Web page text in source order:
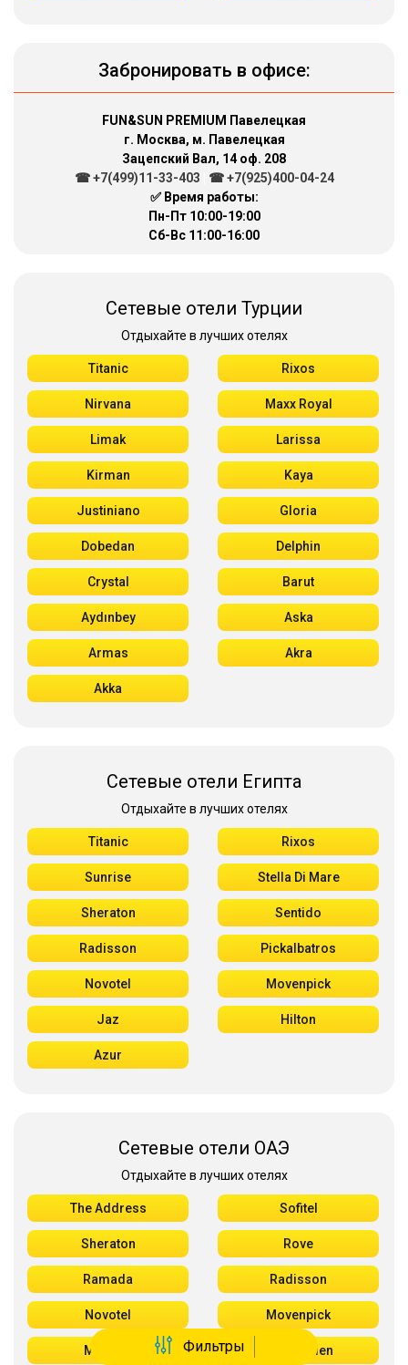
Фильтры
Забронировать в офисе:
FUN&SUN PREMIUM Павелецкая
г. Москва, м. Павелецкая
Зацепский Вал, 14 оф. 208
☎ +7(499)11-33-403
☎ +7(925)400-04-24
✅ Время работы:
Пн-Пт 10:00-19:00
Сб-Вс 11:00-16:00
Сетевые отели Турции
Отдыхайте в лучших отелях
Titanic Rixos
Nirvana Maxx Royal
Limak Larissa
Kirman Kaya
Justiniano Gloria
Dobedan Delphin
Crystal Barut
Aydınbey Aska
Armas Akra
Akka
Сетевые отели Египта
Отдыхайте в лучших отелях
Titanic Rixos
Sunrise Stella Di Mare
Sheraton Sentido
Radisson Pickalbatros
Novotel Movenpick
Jaz Hilton
Azur
Сетевые отели ОАЭ
Отдыхайте в лучших отелях
The Address Sofitel
Sheraton Rove
Ramada Radisson
Novotel Movenpick
Marriott Le Meridien